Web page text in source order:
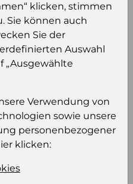
Produkt zu kaufen.
für B2B Konto
und ein Format für
klicken, stimmen
Sie können auch
Sie der
Auswahl
„Ausgewählte
Verwendung von
sowie unsere
personenbezogener
klicken: